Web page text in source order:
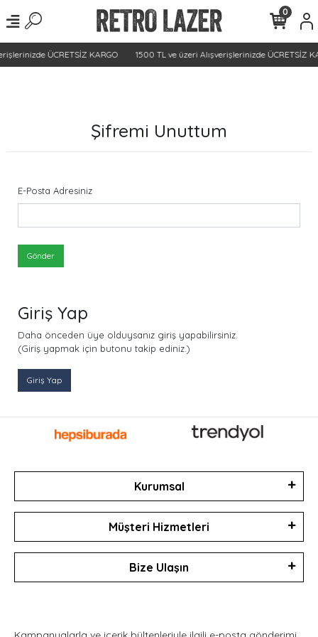
ÜCRETSİZ KARGO 1500 TL ve üzeri Alışverişlerinizde ÜCRETSİZ
0
Şifremi Unuttum
E-Posta Adresiniz
Gönder
Giriş Yap
Daha önceden üye olduysanız giriş yapabilirsiniz.
(Giriş yapmak için butonu takip ediniz.)
Giriş Yap
Kurumsal
Müşteri Hizmetleri
Bize Ulaşın